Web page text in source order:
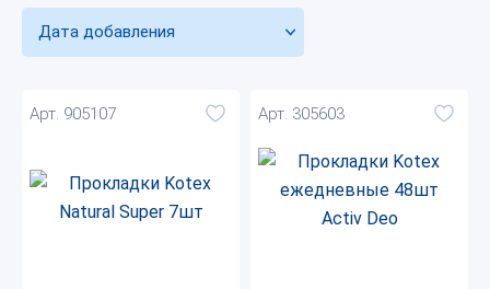
Дата добавления
Арт. 905107 Арт. 305603